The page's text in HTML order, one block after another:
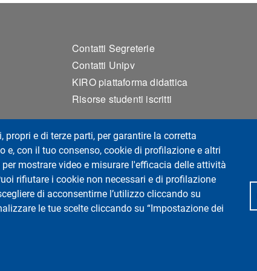
e di terze parti, per garantire la corretta
e, con il tuo consenso, cookie di profilazione e altri
mostrare video e misurare l'efficacia delle attività
rifiutare i cookie non necessari e di profilazione
di acconsentirne l’utilizzo cliccando su
le tue scelte cliccando su “Impostazione dei
Footer 2
Contatti Segreterie
Contatti Unipv
KIRO piattaforma didattica
Risorse studenti iscritti
del Sistema Nervoso e del Comportamento
Policlinico San Matteo
- Italy